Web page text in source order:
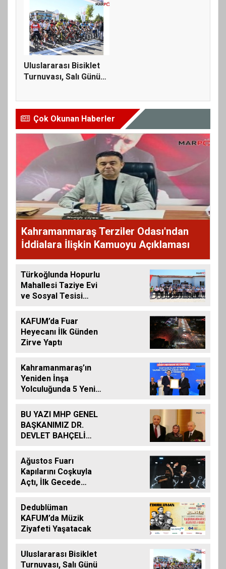
Uluslararası Bisiklet
Turnuvası, Salı Günü
Çok Okunan Haberler
Kahramanmaraş Terziler Odası'ndan
İddialara İlişkin Kamuoyu Açıklaması
Türkoğlunda Hopurlu
Mahallesi Taziye Evi
ve Sosyal Tesisi
KAFUM’da Fuar
Heyecanı İlk Günden
Zirve Yaptı
Kahramanmaraş’ın
Yeniden İnşa
Yolculuğunda 5 Yeni
Açıldı
BU YAZI MHP GENEL
BAŞKANIMIZ DR.
DEVLET BAHÇELİ
ALINMIŞ BİLDİRİDİR..
Ağustos Fuarı
Kapılarını Coşkuyla
Açtı, İlk Gecede
Dedublüman
KAFUM’da Müzik
Ziyafeti Yaşatacak
Uluslararası Bisiklet
Turnuvası, Salı Günü